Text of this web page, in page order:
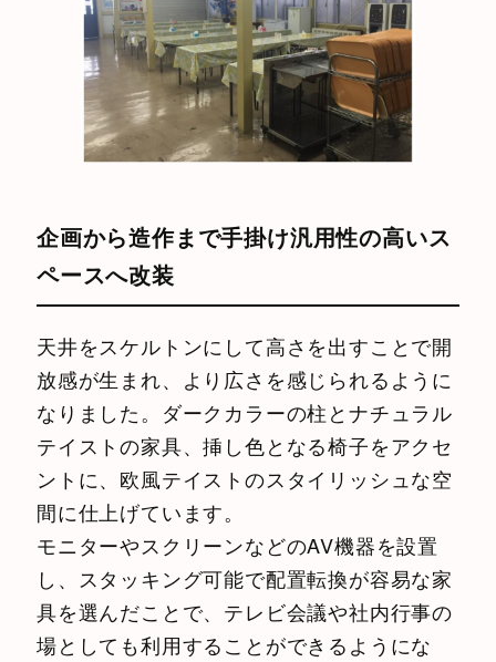
企画から造作まで手掛け汎用性の高いス
ペースへ改装
天井をスケルトンにして高さを出すことで開
放感が生まれ、より広さを感じられるように
なりました。ダークカラーの柱とナチュラル
テイストの家具、挿し色となる椅子をアクセ
ントに、欧風テイストのスタイリッシュな空
間に仕上げています。
モニターやスクリーンなどのAV機器を設置
し、スタッキング可能で配置転換が容易な家
具を選んだことで、テレビ会議や社内行事の
場としても利用することができるようにな